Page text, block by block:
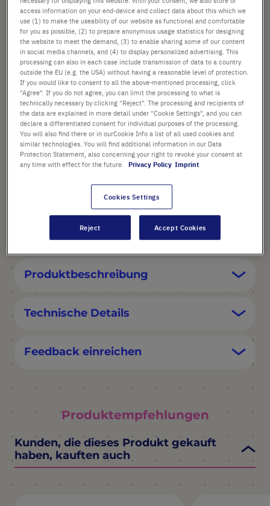
PRODUKT HIGHLIGHTS
14 ml Kapazität
Weißes Beschriftungsfeld
Graduierungsschritte: 0,25 ml
alle Highlights
statt 303,45 €
Preis ist der reduzierte Preis. [*zzgl. MwSt. und
Versandkosten]
- +
In
den
Warenkorb
Produktbeschreibung
Technische Details
Feedback einreichen
Produktempfehlungen
Kunden, die dieses Produkt gekauft
haben, kauften auch
access information on your end-device and collect data about this which we
use (1) to make the useability of our website as functional and comfortable
for you as possible, (2) to prepare anonymous usage statistics for designing
the website to meet the demand, (3) to enable sharing some of our content
in social media channels, and (4) to display personalized advertising. This
processing can also in each case include transmission of data to a country
outside the EU (e.g. the USA) without having a reasonable level of protection.
If you would like to consent to all the above-mentioned processing, click
"Agree". If you do not agree, you can limit the processing to what is
technically necessary by clicking "Reject". The processing and recipients of
the data are explained in more detail under "Cookie Settings", and you can
declare a differentiated consent for individual purposes of the processing.
You will also find there or in ourCookie Info a list of all used cookies and
similar technologies. You will find additional information in our Data
Protection Statement, also concerning your right to revoke your consent at
any time with effect for the future.
Privacy Policy Imprint
Cookies Settings
Reject Accept Cookies